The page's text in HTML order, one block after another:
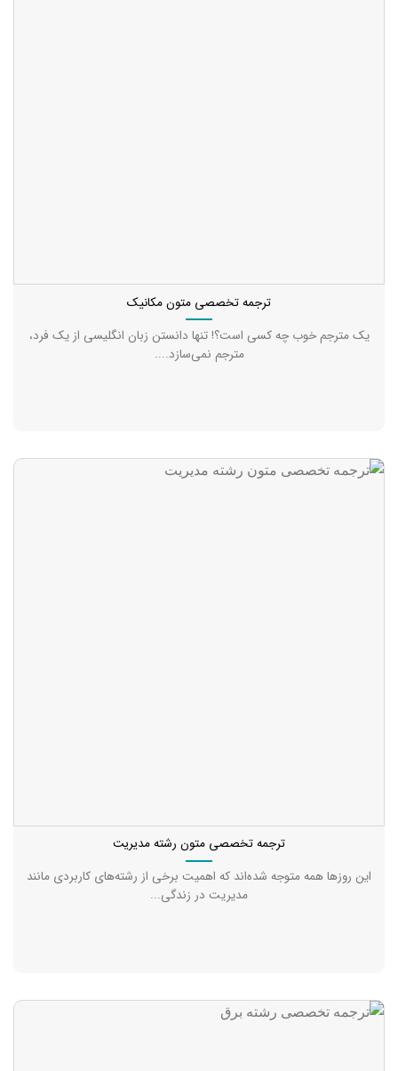
ترجمه تخصصی متون مکانیک
یک مترجم خوب چه کسی است؟! تنها دانستن زبان انگلیسی از یک فرد،
مترجم نمی‌سازد....
ترجمه تخصصی متون رشته مدیریت
این روزها همه متوجه شده‌اند که اهمیت برخی از رشته‌های کاربردی مانند
مدیریت در زندگی...